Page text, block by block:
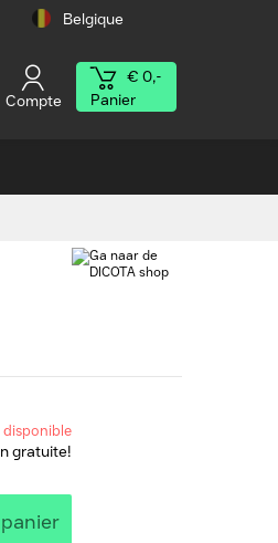
Belgique
Compte
€ 0,-
Panier
disponible
gratuite!